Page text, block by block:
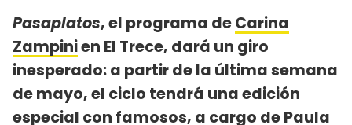
Pasaplatos, el programa deCarina
Zampinien El Trece, dará un giro
inesperado: a partir de la última semana
de mayo, el ciclo tendrá una edición
especial con famosos, a cargo dePaula